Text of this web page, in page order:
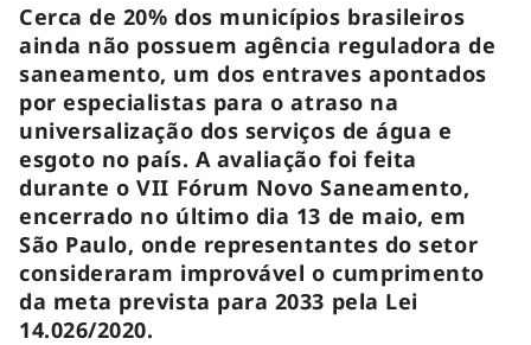
Cerca de 20% dos municípios brasileiros
ainda não possuem agência reguladora de
saneamento, um dos entraves apontados
por especialistas para o atraso na
universalização dos serviços de água e
esgoto no país. A avaliação foi feita
durante o VII Fórum Novo Saneamento,
encerrado no último dia 13 de maio, em
São Paulo, onde representantes do setor
consideraram improvável o cumprimento
da meta prevista para 2033 pela Lei
14.026/2020.